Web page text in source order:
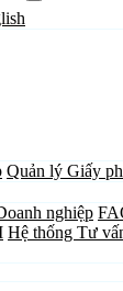
Quản lý Giấy
nghiệp
Hệ thống Tư